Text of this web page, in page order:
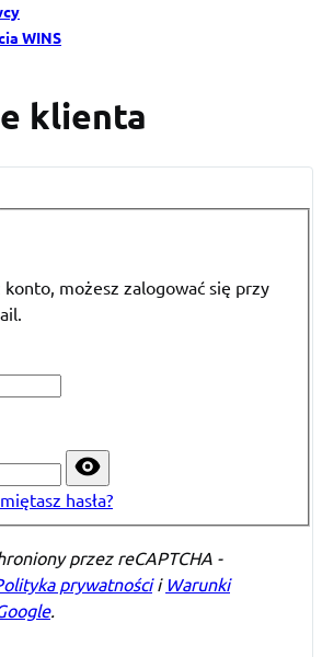
WINS
klienta
konto, możesz zalogować się przy
hasła?
przez reCAPTCHA -
prywatnościi Warunki
.